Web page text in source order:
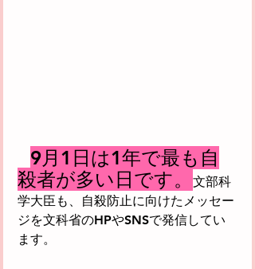
9月1日は1年で最も自
殺者が多い日です。
文部科
学大臣も、自殺防止に向けたメッセー
ジを文科省のHPやSNSで発信してい
ます。